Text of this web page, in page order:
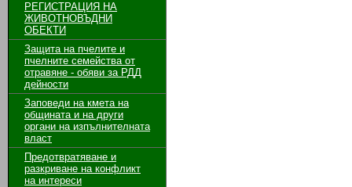
РЕГИСТРАЦИЯ НА
ЖИВОТНОВЪДНИ
ОБЕКТИ
Защита на пчелите и
пчелните семейства от
отравяне - обяви за РДД
дейности
Заповеди на кмета на
общината и на други
органи на изпълнителната
власт
Предотвратяване и
разкриване на конфликт
на интереси